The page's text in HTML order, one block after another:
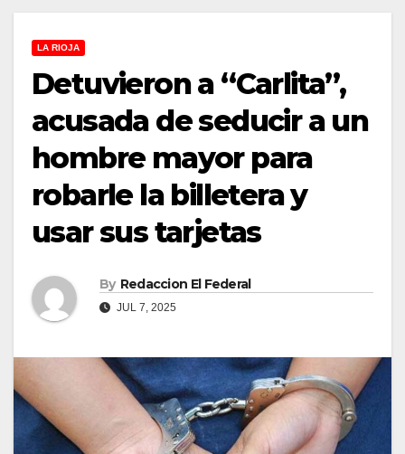
LA RIOJA
Detuvieron a “Carlita”,
acusada de seducir a un
hombre mayor para
robarle la billetera y
usar sus tarjetas
By Redaccion El Federal
JUL 7, 2025